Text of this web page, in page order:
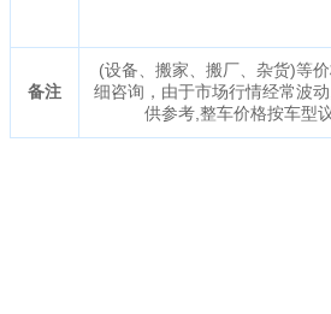
备注
(设备、搬家、搬厂、杂货)等
细咨询，由于市场行情经常波
供参考,整车价格按车型